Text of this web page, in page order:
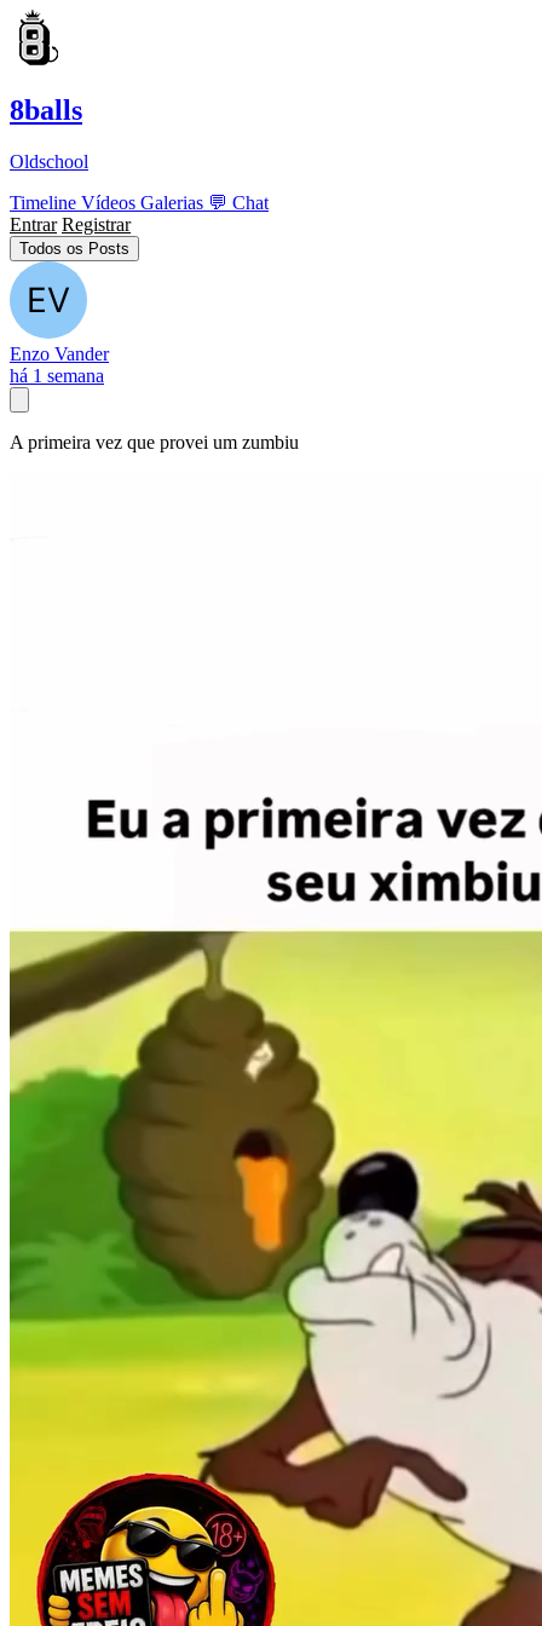
8balls
Oldschool
Timeline Vídeos Galerias 💬 Chat
Entrar Registrar
Todos os Posts
Enzo Vander
há 1 semana
A primeira vez que provei um zumbiu